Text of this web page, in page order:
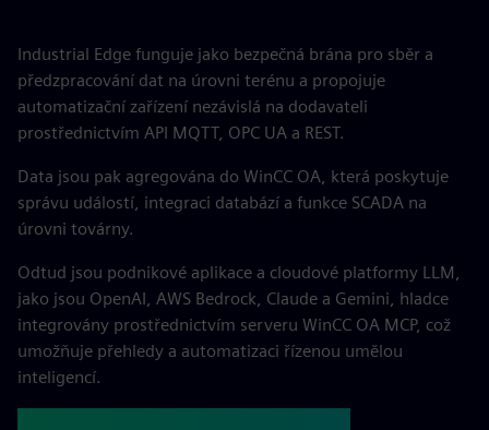
Industrial Edge funguje jako bezpečná brána pro sběr a
předzpracování dat na úrovni terénu a propojuje
automatizační zařízení nezávislá na dodavateli
prostřednictvím API MQTT, OPC UA a REST.
Data jsou pak agregována do WinCC OA, která poskytuje
správu událostí, integraci databází a funkce SCADA na
úrovni továrny.
Odtud jsou podnikové aplikace a cloudové platformy LLM,
jako jsou OpenAI, AWS Bedrock, Claude a Gemini, hladce
integrovány prostřednictvím serveru WinCC OA MCP, což
umožňuje přehledy a automatizaci řízenou umělou
inteligencí.